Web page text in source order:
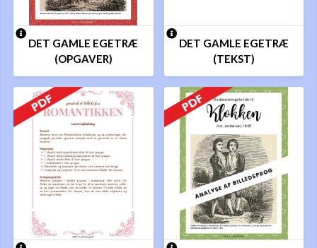
DET GAMLE EGETRÆ
(OPGAVER)
DET GAMLE EGETRÆ
(TEKST)